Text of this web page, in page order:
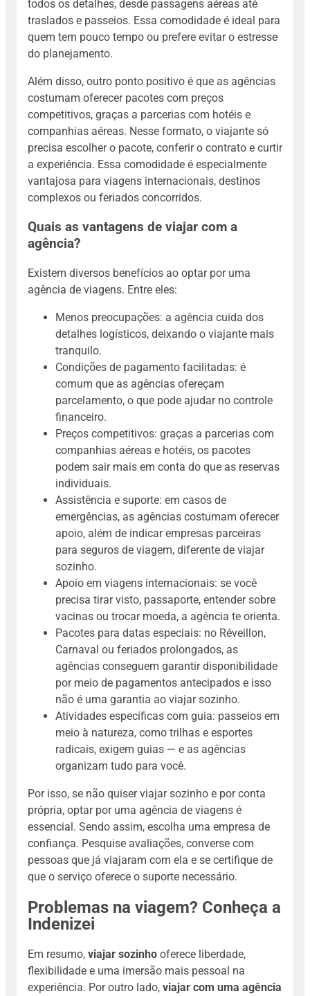
todos os detalhes, desde passagens aéreas até
traslados e passeios. Essa comodidade é ideal para
quem tem pouco tempo ou prefere evitar o estresse
do planejamento.
Além disso, outro ponto positivo é que as agências
costumam oferecer pacotes com preços
competitivos, graças a parcerias com hotéis e
companhias aéreas. Nesse formato, o viajante só
precisa escolher o pacote, conferir o contrato e curtir
a experiência. Essa comodidade é especialmente
vantajosa para viagens internacionais, destinos
complexos ou feriados concorridos.
Quais as vantagens de viajar com a
agência?
Existem diversos benefícios ao optar por uma
agência de viagens. Entre eles:
Menos preocupações: a agência cuida dos
detalhes logísticos, deixando o viajante mais
tranquilo.
Condições de pagamento facilitadas: é
comum que as agências ofereçam
parcelamento, o que pode ajudar no controle
financeiro.
Preços competitivos: graças a parcerias com
companhias aéreas e hotéis, os pacotes
podem sair mais em conta do que as reservas
individuais.
Assistência e suporte: em casos de
emergências, as agências costumam oferecer
apoio, além de indicar empresas parceiras
para seguros de viagem, diferente de viajar
sozinho.
Apoio em viagens internacionais: se você
precisa tirar visto, passaporte, entender sobre
vacinas ou trocar moeda, a agência te orienta.
Pacotes para datas especiais: no Réveillon,
Carnaval ou feriados prolongados, as
agências conseguem garantir disponibilidade
por meio de pagamentos antecipados e isso
não é uma garantia ao viajar sozinho.
Atividades específicas com guia: passeios em
meio à natureza, como trilhas e esportes
radicais, exigem guias — e as agências
organizam tudo para você.
Por isso, se não quiser viajar sozinho e por conta
própria, optar por uma agência de viagens é
essencial. Sendo assim, escolha uma empresa de
confiança. Pesquise avaliações, converse com
pessoas que já viajaram com ela e se certifique de
que o serviço oferece o suporte necessário.
Problemas na viagem? Conheça a
Indenizei
Em resumo, viajar sozinho oferece liberdade,
flexibilidade e uma imersão mais pessoal na
experiência. Por outro lado, viajar com uma agência